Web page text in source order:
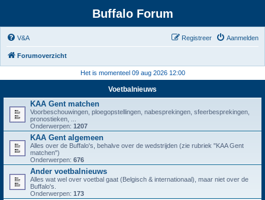
Buffalo Forum
V&A Aanmelden
Registreer
Forumoverzicht
Het is momenteel 09 aug 2026 12:00
Voetbalnieuws
KAA Gent matchen
Voorbeschouwingen, ploegopstellingen, nabesprekingen, sfeerbesprekingen,
pronostieken, ...
Onderwerpen: 1207
KAA Gent algemeen
Alles over de Buffalo's, behalve over de wedstrijden (zie rubriek "KAA Gent
matchen")
Onderwerpen: 676
Ander voetbalnieuws
Alles wat wel over voetbal gaat (Belgisch & internationaal), maar niet over de
Buffalo's.
Onderwerpen: 173